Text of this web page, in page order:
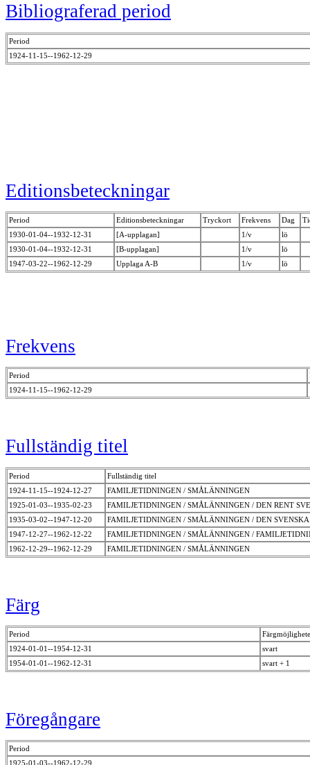
Bibliograferad period
Period
1924-11-15--1962-12-29
Editionsbeteckningar
Period Editionsbeteckningar Tryckort Frekvens Dag
1930-01-04--1932-12-31
[A-upplagan] 1/v
lö
1930-01-04--1932-12-31
[B-upplagan] 1/v
lö
1947-03-22--1962-12-29
Upplaga A-B 1/v lö
Frekvens
Period
1924-11-15--1962-12-29
Fullständig titel
Period
Fullständig titel
1924-11-15--1924-12-27
FAMILJETIDNINGEN / SMÅLÄNNINGEN
1925-01-03--1935-02-23
FAMILJETIDNINGEN / SMÅLÄNNINGEN / DEN RENT
1935-03-02--1947-12-20
FAMILJETIDNINGEN / SMÅLÄNNINGEN / DEN
1947-12-27--1962-12-22
FAMILJETIDNINGEN / SMÅLÄNNINGEN /
1962-12-29--1962-12-29
FAMILJETIDNINGEN / SMÅLÄNNINGEN
Färg
Period
1924-01-01--1954-12-31
svart
1954-01-01--1962-12-31
svart + 1
Föregångare
Period
1925-01-03--1962-12-29